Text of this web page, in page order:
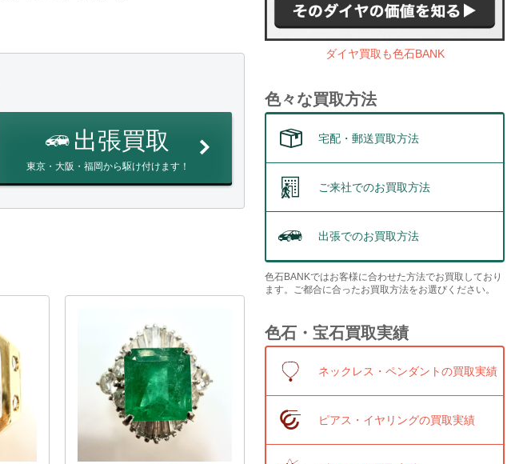
出張買取
東京・大阪・福岡から駆け付けます！
ダイヤ買取も色石BANK
色々な買取方法
宅配・郵送買取方法
ご来社でのお買取方法
出張でのお買取方法
色石BANKではお客様に合わせた方法でお買取しており
ます。ご都合に合ったお買取方法をお選びください。
色石・宝石買取実績
ネックレス・ペンダントの買取実績
ピアス・イヤリングの買取実績